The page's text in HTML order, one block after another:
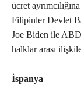
ücret
Filipinler Devlet
Joe Biden ile
halklar arası
İspanya